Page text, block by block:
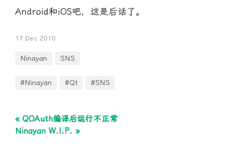
Android和iOS吧，这是后话了。
17 Dec 2010
Ninayan SNS
#Ninayan #Qt #SNS
« QOAuth编译后运行不正常
Ninayan W.I.P. »